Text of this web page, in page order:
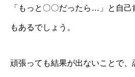
「もっと〇〇だったら…」と自己
もあるでしょう。
頑張っても結果が出ないことで